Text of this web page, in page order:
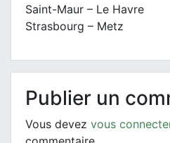
Saint-Maur – Le Havre
Strasbourg – Metz
Publier un
Vous devez vous